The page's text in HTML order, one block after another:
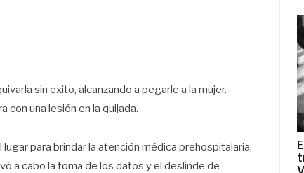
sin exito, alcanzando a pegarle a la mujer.
con una lesión en la quijada.
para brindar la atención médica prehospitalaria,
a cabo la toma de los datos y el deslinde de